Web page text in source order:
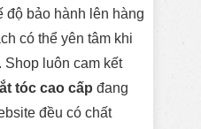
độ bảo hành lên hàng
có thể yên tâm khi
Shop luôn cam kết
tóc cao cấp đang
đều có chất